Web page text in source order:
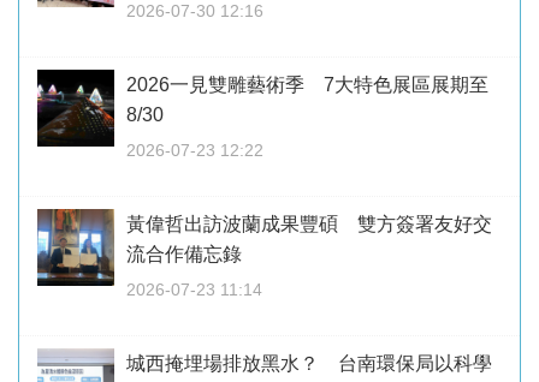
2026-07-30 12:16
2026一見雙雕藝術季 7大特色展區展期至
8/30
2026-07-23 12:22
黃偉哲出訪波蘭成果豐碩 雙方簽署友好交
流合作備忘錄
2026-07-23 11:14
城西掩埋場排放黑水？ 台南環保局以科學